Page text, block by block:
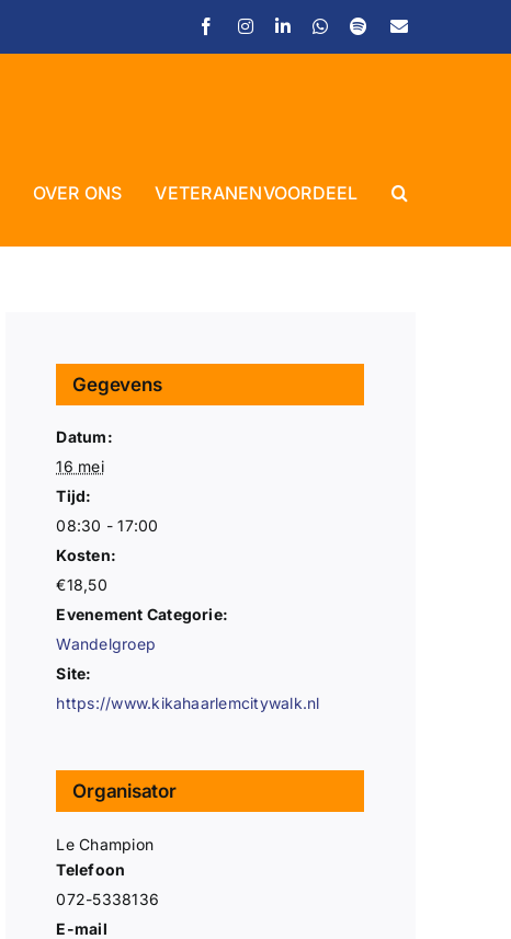
FacebookInstagramLinkedInWhatsApp
SpotifyE-
OVER ONS VETERANENVOORDEEL
Gegevens
Datum:
16 mei
Tijd:
08:30 - 17:00
Kosten:
€18,50
Evenement Categorie:
Wandelgroep
Site:
https://www.kikahaarlemcitywalk.nl
Organisator
Le Champion
Telefoon
072-5338136
E-mail